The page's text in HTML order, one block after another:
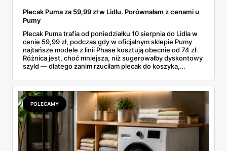
Plecak Puma za 59,99 zł w Lidlu. Porównałam z cenami u
Pumy
Plecak Puma trafia od poniedziałku 10 sierpnia do Lidla w
cenie 59,99 zł, podczas gdy w oficjalnym sklepie Pumy
najtańsze modele z linii Phase kosztują obecnie od 74 zł.
Różnica jest, choć mniejsza, niż sugerowałby dyskontowy
szyld — dlatego zanim rzuciłam plecak do koszyka,
rozpiska: co dokładnie sprzedaje Lidl, ile kosztują
odpowiedniki u producenta i komu ten zakup naprawdę
się opłaci.
POLECAMY